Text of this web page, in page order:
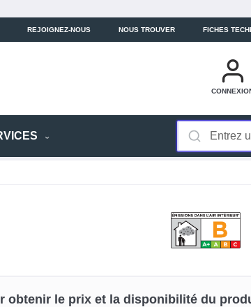
REJOIGNEZ-NOUS NOUS TROUVER FICHES
obtenir le prix et la disponibilité du